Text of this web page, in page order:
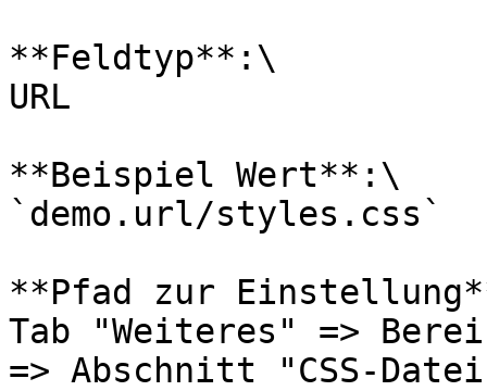
**Feldtyp**:\
URL
**Beispiel Wert**:\
`demo.url/styles.css`
**Pfad zur
Tab "Weiteres" =>
=> Abschnitt "CSS-